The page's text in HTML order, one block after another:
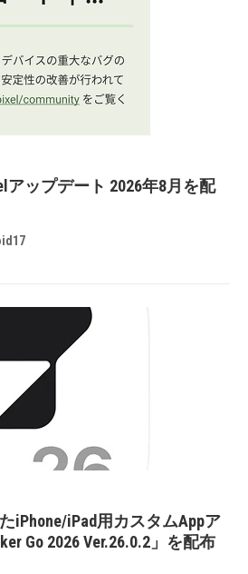
アップデート 2026年8月を配
iPhone/iPad用カスタムAppア
Go 2026 Ver.26.0.2」を配布